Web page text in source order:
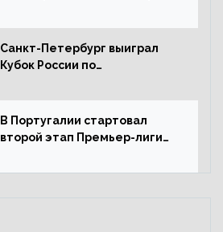
Санкт-Петербург выиграл
Кубок России по
В Португалии стартовал
второй этап Премьер-лиги